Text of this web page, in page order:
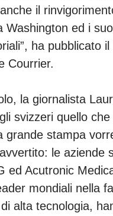
il
Washington ed i
ha pubblicato
Courrier.
la giornalista
svizzeri quello
grande stampa
le aziende
ed Acutronic
mondiali nella
alta tecnologia,